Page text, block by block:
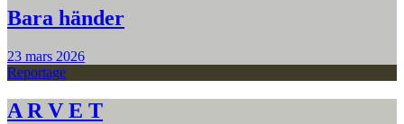
Bara händer
23 mars 2026
Reportage
A R V E T